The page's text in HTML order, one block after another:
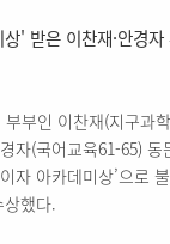
상' 받은 이찬재·안경
부인 이찬재(지구과
자(국어교육61-65) 동
자 아카데미상’으로
했다.